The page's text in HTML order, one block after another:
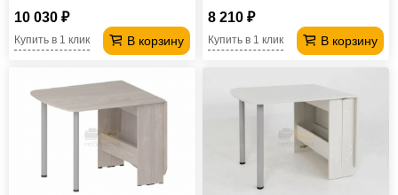
10 030 ₽
В корзину
Купить в 1 клик
8 210 ₽
В корзину
Купить в 1 клик